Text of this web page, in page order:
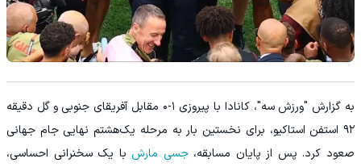
به گزارش "ورزش سه"، کانادا با پیروزی ۱-۰ مقابل آفریقای جنوبی و گل دقیقه
۹۲ استفن استاکیو، برای نخستین بار به مرحله یک‌هشتم نهایی جام جهانی
صعود کرد. پس از پایان مسابقه،جسی مارش با یک سخنرانی احساسی،